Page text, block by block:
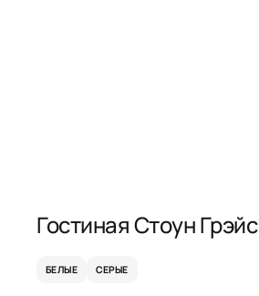
Гостиная Стоун Грэйс
БЕЛЫЕ СЕРЫЕ